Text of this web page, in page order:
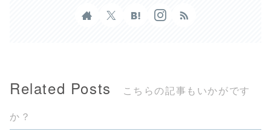
Related Posts
こちらの記事もいかがです
か？